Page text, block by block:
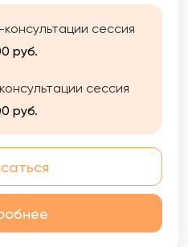
сессия
руб.
сессия
руб.